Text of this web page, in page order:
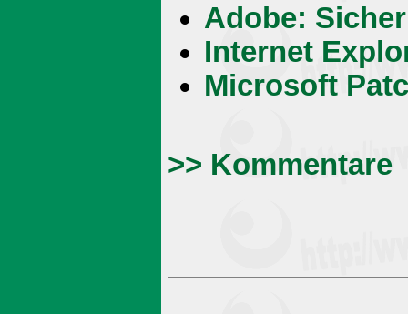
Adobe:
Internet
Microsoft
>> Kommentare